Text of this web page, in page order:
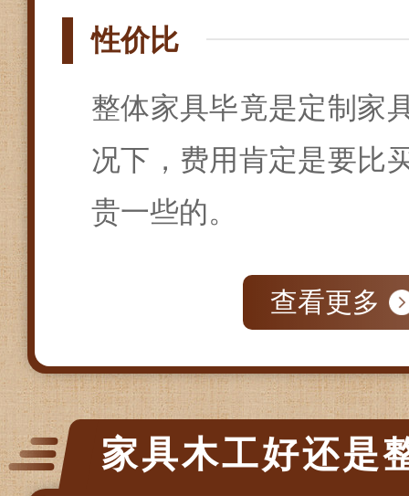
性价比
整体家具毕竟是定制家
况下，费用肯定是要比
贵一些的。
查看更多
家具木工好还是